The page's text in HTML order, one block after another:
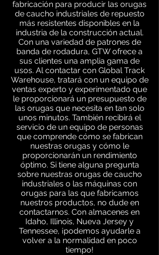
fabricación para producir las orugas
de caucho industriales de repuesto
más resistentes disponibles en la
industria de la construcción actual.
Con una variedad de patrones de
banda de rodadura, GTW ofrece a
sus clientes una amplia gama de
usos. Al contactar con Global Track
Warehouse, tratará con un equipo de
ventas experto y experimentado que
le proporcionará un presupuesto de
las orugas que necesita en tan solo
unos minutos. También recibirá el
servicio de un equipo de personas
que comprende cómo se fabrican
nuestras orugas y cómo le
proporcionarán un rendimiento
óptimo. Si tiene alguna pregunta
sobre nuestras orugas de caucho
industriales o las máquinas con
orugas para las que fabricamos
nuestros productos, no dude en
contactarnos. Con almacenes en
Idaho, Illinois, Nueva Jersey y
Tennessee, ¡podemos ayudarle a
volver a la normalidad en poco
tiempo!